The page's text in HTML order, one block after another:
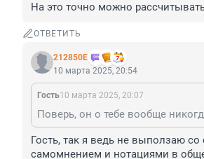
На это точно можно
ОТВЕТИТЬ
212850Е
10 марта 2025, 20:54
Гость10 марта 2025, 20:07
Гость, так я ведь не выползаю
самомнением и нотациями в